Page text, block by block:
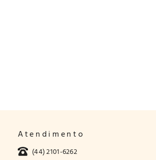
Atendimento
(44) 2101-6262